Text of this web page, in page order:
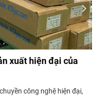
xuất hiện đại của
công nghệ hiện đại,